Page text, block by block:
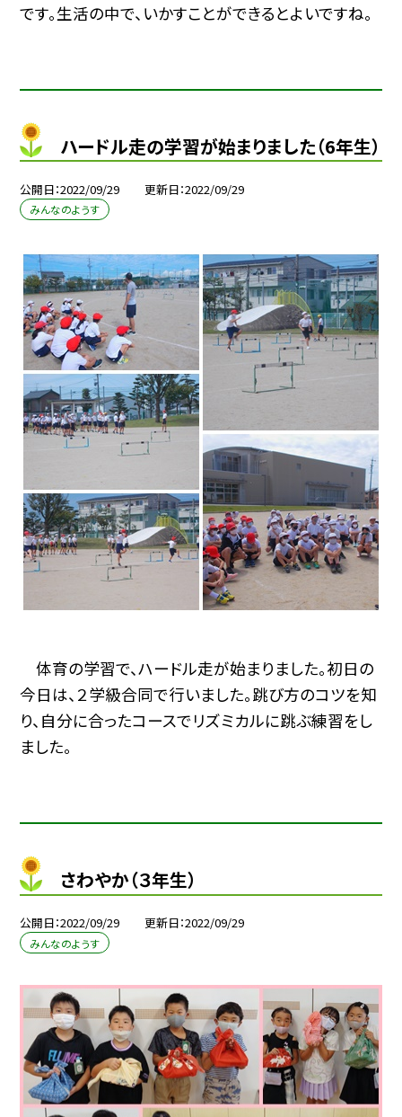
です。生活の中で、いかすことができるとよいですね。
ハードル走の学習が始まりました（6年生）
公開日 2022/09/29 更新日 2022/09/29
みんなのようす
体育の学習で、ハードル走が始まりました。初日の
今日は、２学級合同で行いました。跳び方のコツを知
り、自分に合ったコースでリズミカルに跳ぶ練習をし
ました。
さわやか（３年生）
公開日 2022/09/29 更新日 2022/09/29
みんなのようす